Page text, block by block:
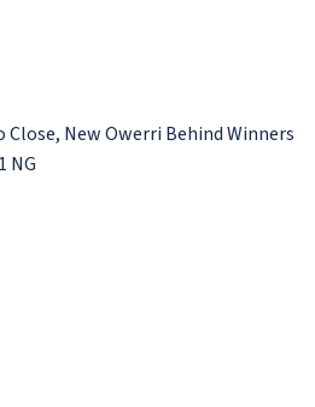
Close, New Owerri Behind Winners
NG